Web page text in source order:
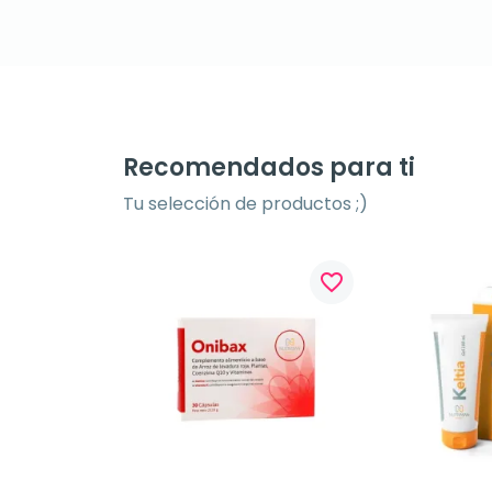
Recomendados para ti
Tu selección de productos ;)
favorite_border